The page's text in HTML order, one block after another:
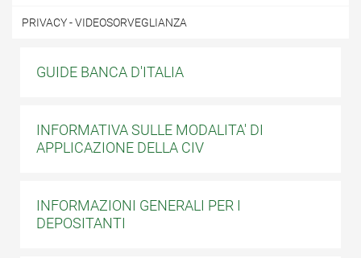
PRIVACY - VIDEOSORVEGLIANZA
GUIDE BANCA D'ITALIA
INFORMATIVA SULLE MODALITA' DI
APPLICAZIONE DELLA CIV
INFORMAZIONI GENERALI PER I
DEPOSITANTI